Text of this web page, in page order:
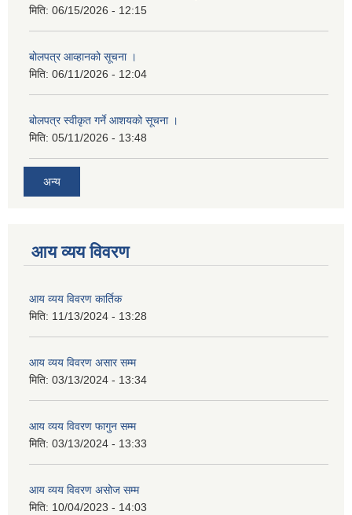
मिति: 06/15/2026 - 12:15
बोलपत्र आव्हानको सूचना ।
मिति: 06/11/2026 - 12:04
बोलपत्र स्वीकृत गर्ने आशयको सूचना ।
मिति: 05/11/2026 - 13:48
अन्य
आय व्यय विवरण
आय व्यय विवरण कार्तिक
मिति: 11/13/2024 - 13:28
आय व्यय विवरण असार सम्म
मिति: 03/13/2024 - 13:34
आय व्यय विवरण फागुन सम्म
मिति: 03/13/2024 - 13:33
आय व्यय विवरण असोज सम्म
मिति: 10/04/2023 - 14:03